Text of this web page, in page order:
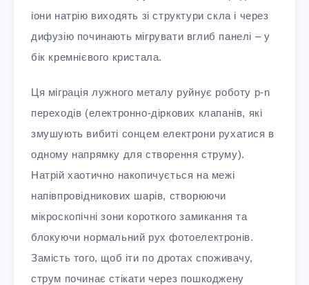
іони натрію виходять зі структури скла і через
дифузію починають мігрувати вглиб панелі – у
бік кремнієвого кристала.
Ця міграція лужного металу руйнує роботу p-n
переходів (електронно-діркових клапанів, які
змушують вибиті сонцем електрони рухатися в
одному напрямку для створення струму).
Натрій хаотично накопичується на межі
напівпровідникових шарів, створюючи
мікроскопічні зони короткого замикання та
блокуючи нормальний рух фотоелектронів.
Замість того, щоб іти по дротах споживачу,
струм починає стікати через пошкоджену